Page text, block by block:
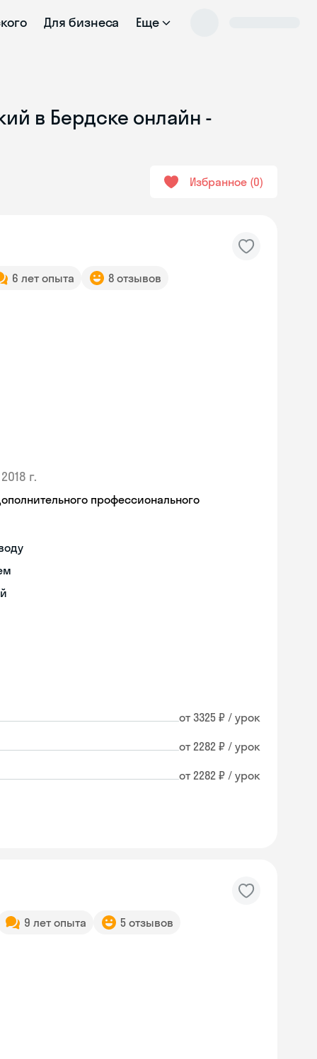
Для бизнеса Еще
в Бердске онлайн -
Избранное 0
6 лет опыта 8 отзывов
2018 г.
профессионального
от 3325 ₽ / урок
от 2282 ₽ / урок
от 2282 ₽ / урок
9 лет опыта 5 отзывов